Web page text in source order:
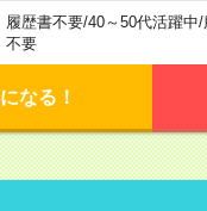
履歴書不要/40～50代活躍中/
不要
なる！